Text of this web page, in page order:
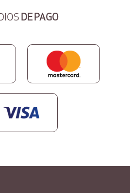
DE PAGO